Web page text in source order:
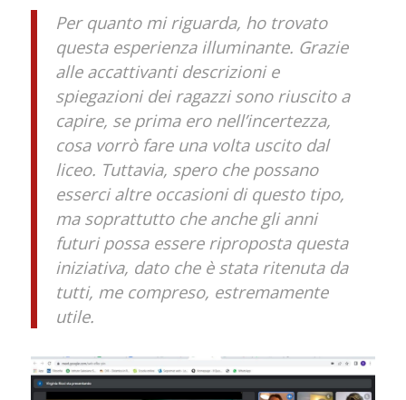
Per quanto mi riguarda, ho trovato
questa esperienza illuminante. Grazie
alle accattivanti descrizioni e
spiegazioni dei ragazzi sono riuscito a
capire, se prima ero nell’incertezza,
cosa vorrò fare una volta uscito dal
liceo. Tuttavia, spero che possano
esserci altre occasioni di questo tipo,
ma soprattutto che anche gli anni
futuri possa essere riproposta questa
iniziativa, dato che è stata ritenuta da
tutti, me compreso, estremamente
utile.